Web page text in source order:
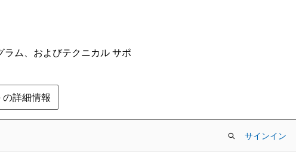
ム、およびテクニカル サポ
詳細情報
サインイン